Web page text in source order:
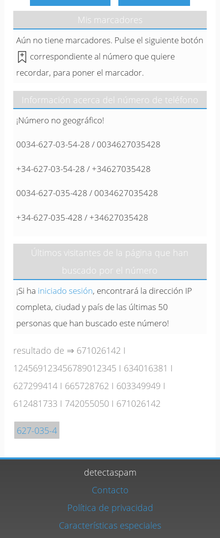
Mis marcadores
Aún no tiene marcadores. Pulse el siguiente botón
correspondiente al número que quiere
recordar, para poner el marcador.
Información acerca del número de teléfono
¡Número no geográfico!
0034-627-03-54-28 / 0034627035428
+34-627-03-54-28 / +34627035428
0034-627-035-428 / 0034627035428
+34-627-035-428 / +34627035428
Últimos visitantes de la página que han
buscado por el número
¡Si ha iniciado sesión, encontrará la dirección IP
completa, ciudad y país de las últimas 50
personas que han buscado este número!
resultado de ⇒ 671026142 I
124569123456789012345 I 634016381 I
627299414 I 665728762 I 603349949 I
612481733 I 742055050 I 671026142
627-035-4
detectaspam
Contacto
Política de privacidad
Características especiales